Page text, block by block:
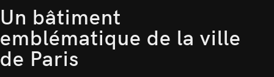
Un bâtiment
emblématique de la ville
de Paris